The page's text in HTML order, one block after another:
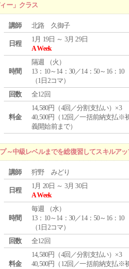
ー」クラス
講師 北路 久御子
日程
1月 19日 ～ 3月 29日
A Week
時間
隔週 （火 ）
13：10～14：30／14：50～16：10
（1日2コマ）
回数
全12回
料金
14,580円（4回／分割支払い）×3
40,500円（12回／一括前納支払※
義開始前まで）
～中級レベルまでを総復習してスキルア
講師 狩野 みどり
日程
1月 20日 ～ 3月 30日
A Week
時間
毎週 （水）
13：10～14：30／14：50～16：10
（1日2コマ）
回数
全12回
料金
14,580円（4回／分割支払い）×3
40,500円（12回／一括前納支払※